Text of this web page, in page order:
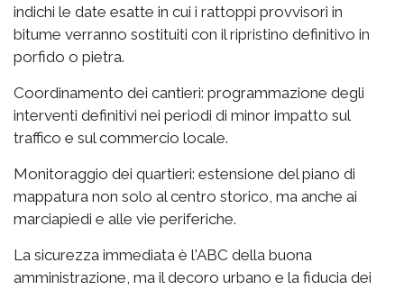
indichi le date esatte in cui i rattoppi provvisori in
bitume verranno sostituiti con il ripristino definitivo in
porfido o pietra.
Coordinamento dei cantieri: programmazione degli
interventi definitivi nei periodi di minor impatto sul
traffico e sul commercio locale.
Monitoraggio dei quartieri: estensione del piano di
mappatura non solo al centro storico, ma anche ai
marciapiedi e alle vie periferiche.
La sicurezza immediata è l'ABC della buona
amministrazione, ma il decoro urbano e la fiducia dei